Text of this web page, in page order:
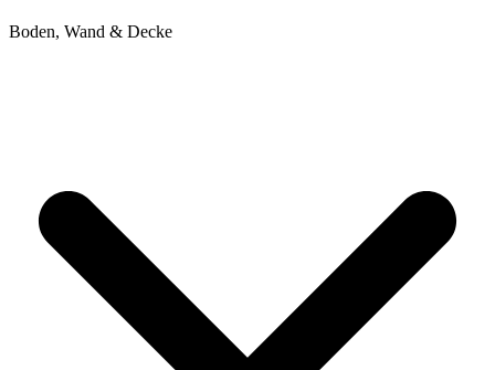
Boden, Wand & Decke